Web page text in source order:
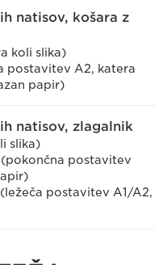
natisov, košara z
koli slika)
postavitev A2, katera
papir)
natisov, zlagalnik
slika)
postavitev
postavitev A1/A2,